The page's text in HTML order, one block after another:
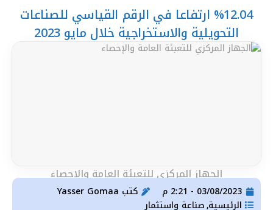
%12.04 ارتفاعا في الرقم القياسي للصناعات
التحويلية والاستخراجية خلال مايو 2023
الجهاز المركزي للتعبئة العامة والإحصاء
03/08/2023 - 2:21 م كتب
الرئيسية, صناعة واستثمار